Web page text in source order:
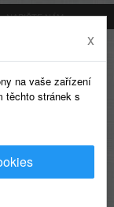
NAPIŠTE NÁM
x
na vaše zařízení
těchto stránek s